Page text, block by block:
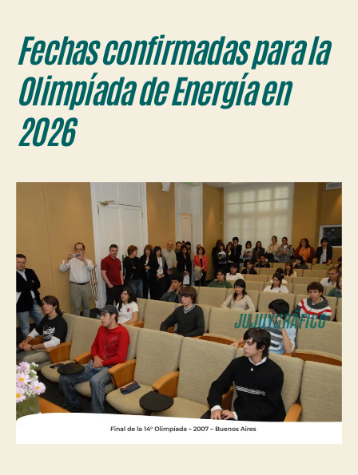
Fechas confirmadas para la
Olimpíada de Energía en
2026